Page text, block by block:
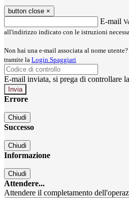
button close ×
E-mail
all'indirizzo indicato con le istruzioni
Non hai una e-mail associata al nome
tramite la Login Spaggiari
E-mail inviata, si prega di controllare
Errore
Chiudi
Successo
Chiudi
Informazione
Chiudi
Attendere...
Attendere il completamento